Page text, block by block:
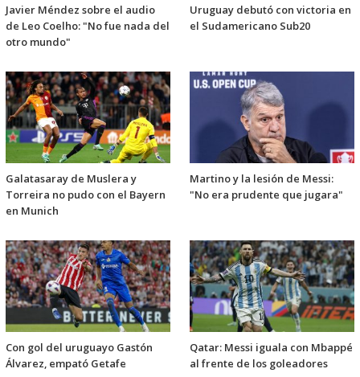
Javier Méndez sobre el audio
de Leo Coelho: "No fue nada del
otro mundo"
Uruguay debutó con victoria en
el Sudamericano Sub20
Galatasaray de Muslera y
Torreira no pudo con el Bayern
en Munich
Martino y la lesión de Messi:
"No era prudente que jugara"
Con gol del uruguayo Gastón
Álvarez, empató Getafe
Qatar: Messi iguala con Mbappé
al frente de los goleadores